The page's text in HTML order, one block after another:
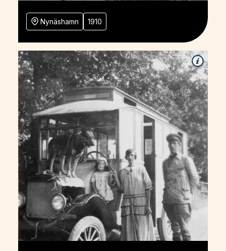
Nynäshamn 1910